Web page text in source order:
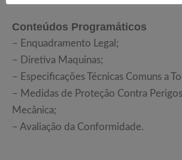
Conteúdos Programáticos
– Enquadramento Legal;
– Diretiva Maquinas;
– Especificações Técnicas Comuns a
– Medidas de Proteção Contra
Mecânica;
– Avaliação da Conformidade.